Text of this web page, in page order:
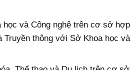
học và Công nghệ trên cơ sở hợp
Truyền thông với Sở Khoa học và